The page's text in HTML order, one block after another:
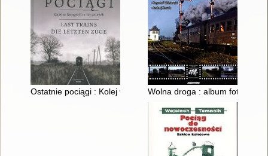
Ostatnie pociągi : Kolej w fotografii z lat 90-tych
Wolna droga : album fotografii